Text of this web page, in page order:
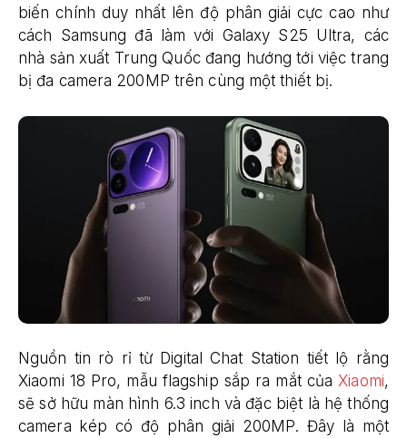
biến chính duy nhất lên độ phân giải cực cao như
cách Samsung đã làm với Galaxy S25 Ultra, các
nhà sản xuất Trung Quốc đang hướng tới việc trang
bị đa camera 200MP trên cùng một thiết bị.
Nguồn tin rò rỉ từ Digital Chat Station tiết lộ rằng
Xiaomi 18 Pro, mẫu flagship sắp ra mắt của Xiaomi,
sẽ sở hữu màn hình 6.3 inch và đặc biệt là hệ thống
camera kép có độ phân giải 200MP. Đây là một